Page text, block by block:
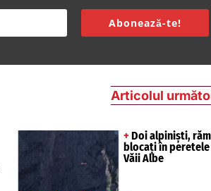
Abonează-te!
Articolul
+ Doi alpiniști,
blocați în peretele
Văii Albe